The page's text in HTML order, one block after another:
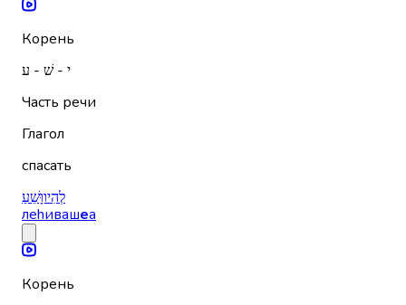
Корень
י - שׁ - ע
Часть речи
Глагол
спасать
לְהִיווָּשֵׁעַ
леhивашеа
Корень